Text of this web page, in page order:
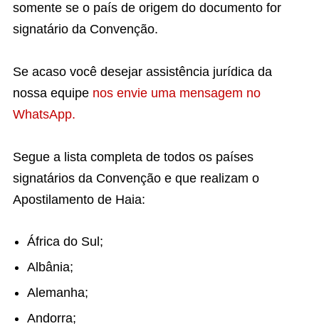
somente se o país de origem do documento for
signatário da Convenção.
Se acaso você desejar assistência jurídica da
nossa equipe nos envie uma mensagem no
WhatsApp.
Segue a lista completa de todos os países
signatários da Convenção e que realizam o
Apostilamento de Haia:
África do Sul;
Albânia;
Alemanha;
Andorra;